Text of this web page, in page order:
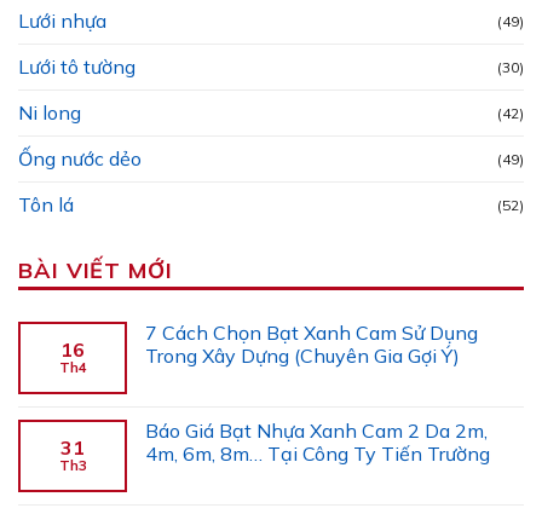
Lưới nhựa (49)
Lưới tô tường (30)
Ni long (42)
Ống nước dẻo (49)
Tôn lá (52)
BÀI VIẾT MỚI
16
Th4
7 Cách Chọn Bạt Xanh Cam Sử Dụng
Trong Xây Dựng (Chuyên Gia Gợi Ý)
31
Th3
Báo Giá Bạt Nhựa Xanh Cam 2 Da 2m,
4m, 6m, 8m… Tại Công Ty Tiến Trường